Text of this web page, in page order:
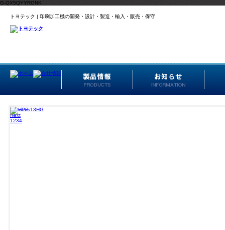
G-QX5QYYRGNK
トヨテック | 印刷加工機の開発・設計・製造・輸入・販売・保守
Previous
Next
1234